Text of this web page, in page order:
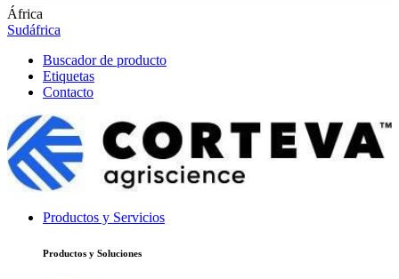
África
Sudáfrica
Buscador de producto
Etiquetas
Contacto
Productos y Servicios
Productos y Soluciones